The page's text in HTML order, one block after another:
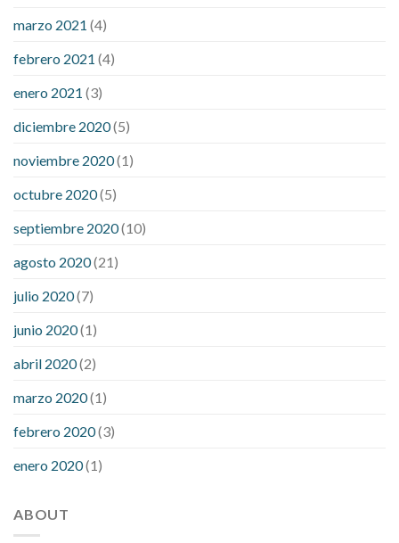
marzo 2021 (4)
febrero 2021 (4)
enero 2021 (3)
diciembre 2020(5)
noviembre 2020(1)
octubre 2020(5)
septiembre 2020(10)
agosto 2020(21)
julio 2020(7)
junio 2020(1)
abril 2020(2)
marzo 2020(1)
febrero 2020(3)
enero 2020(1)
ABOUT